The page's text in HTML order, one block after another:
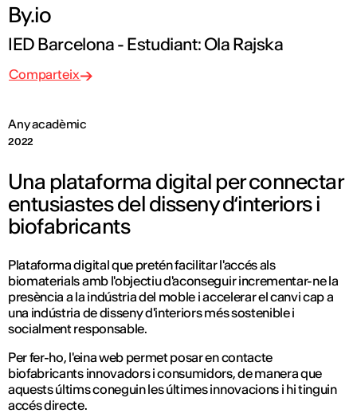
By.io
IED Barcelona - Estudiant: Ola Rajska
Any acadèmic
2022
Comparteix
Una plataforma digital per connectar
entusiastes del disseny dʻinteriors i
biofabricants
Plataforma digital que pretén facilitar l'accés als
biomaterials amb l'objectiu d'aconseguir incrementar-ne la
presència a la indústria del moble i accelerar el canvi cap a
una indústria de disseny d'interiors més sostenible i
socialment responsable.
Per fer-ho, l'eina web permet posar en contacte
biofabricants innovadors i consumidors, de manera que
aquests últims coneguin les últimes innovacions i hi tinguin
accés directe.